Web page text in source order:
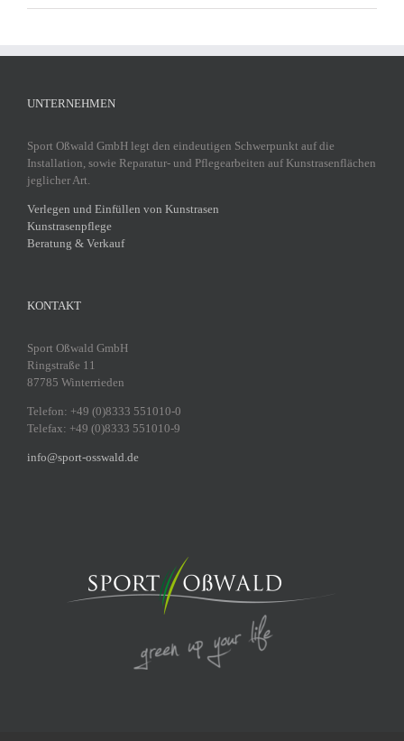
UNTERNEHMEN
Sport Oßwald GmbH legt den eindeutigen Schwerpunkt auf die
Installation, sowie Reparatur- und Pflegearbeiten auf Kunstrasenflächen
jeglicher Art.
Verlegen und Einfüllen von Kunstrasen
Kunstrasenpflege
Beratung & Verkauf
KONTAKT
Sport Oßwald GmbH
Ringstraße 11
87785 Winterrieden
Telefon: +49 (0)8333 551010-0
Telefax: +49 (0)8333 551010-9
info@sport-osswald.de